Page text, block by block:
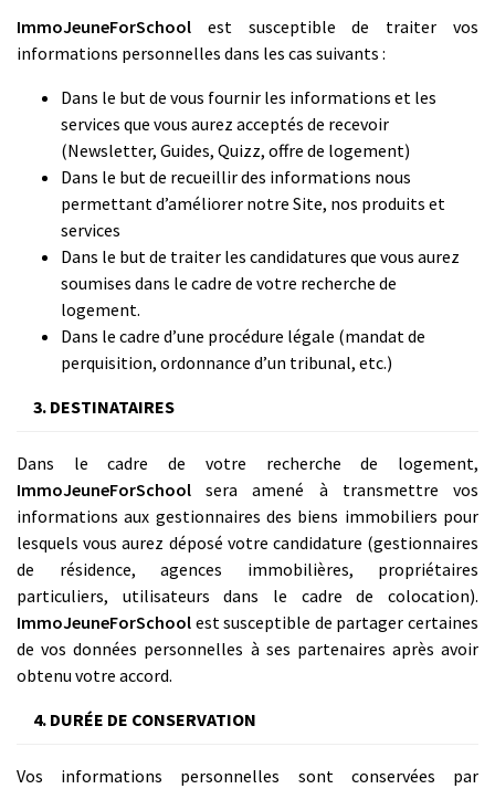
ImmoJeuneForSchool est susceptible de traiter vos
informations personnelles dans les cas suivants :
Dans le but de vous fournir les informations et les
services que vous aurez acceptés de recevoir
(Newsletter, Guides, Quizz, offre de logement)
Dans le but de recueillir des informations nous
permettant d’améliorer notre Site, nos produits et
services
Dans le but de traiter les candidatures que vous aurez
soumises dans le cadre de votre recherche de
logement.
Dans le cadre d’une procédure légale (mandat de
perquisition, ordonnance d’un tribunal, etc.)
3. DESTINATAIRES
Dans le cadre de votre recherche de logement,
ImmoJeuneForSchool sera amené à transmettre vos
informations aux gestionnaires des biens immobiliers pour
lesquels vous aurez déposé votre candidature (gestionnaires
de résidence, agences immobilières, propriétaires
particuliers, utilisateurs dans le cadre de colocation).
ImmoJeuneForSchool est susceptible de partager certaines
de vos données personnelles à ses partenaires après avoir
obtenu votre accord.
4. DURÉE DE CONSERVATION
Vos informations personnelles sont conservées par